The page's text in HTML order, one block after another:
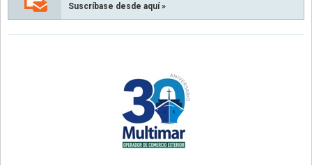
Suscríbase desde aquí »